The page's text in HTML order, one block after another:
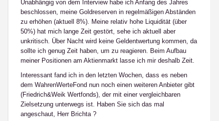
Unabhängig von dem Interview habe ich Anfang des Jahres
beschlossen, meine Goldreserven in regelmäßigen Abständen
zu erhöhen (aktuell 8%). Meine relativ hohe Liquidität (über
50%) hat mich lange Zeit gestört, sehe ich aktuell aber
unkritisch. Über Nacht wird keine Geldentwertung kommen, da
sollte ich genug Zeit haben, um zu reagieren. Beim Aufbau
meiner Positionen am Aktienmarkt lasse ich mir deshalb Zeit.
Interessant fand ich in den letzten Wochen, dass es neben
dem WahrenWerteFond nun noch einen weiteren Anbieter gibt
(Friedrich&Weik Wertfonds), der mit einer vergleichbaren
Zielsetzung unterwegs ist. Haben Sie sich das mal
angeschaut, Herr Brichta ?